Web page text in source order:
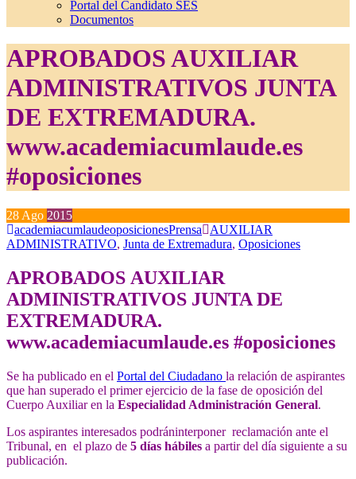
Portal del Candidato SES
Documentos
APROBADOS AUXILIAR
ADMINISTRATIVOS JUNTA
DE EXTREMADURA.
www.academiacumlaude.es
#oposiciones
28 Ago 2015
academiacumlaudeoposicionesPrensa
AUXILIAR
ADMINISTRATIVO, Junta de Extremadura, Oposiciones
APROBADOS AUXILIAR
ADMINISTRATIVOS JUNTA DE
EXTREMADURA.
www.academiacumlaude.es #oposiciones
Se ha publicado en el Portal del Ciudadano la relación de aspirantes
que han superado el primer ejercicio de la fase de oposición del
Cuerpo Auxiliar en la Especialidad Administración General.
Los aspirantes interesados podráninterponer reclamación ante el
Tribunal, en el plazo de 5 días hábiles a partir del día siguiente a su
publicación.